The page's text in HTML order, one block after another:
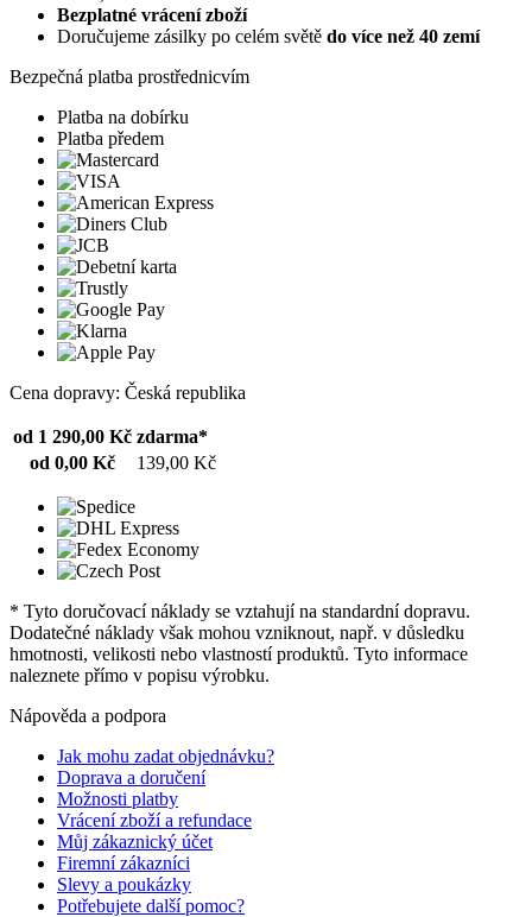
Bezplatné vrácení zboží
Doručujeme zásilky po celém světě do více než 40 zemí
Bezpečná platba prostřednicvím
Platba na dobírku
Platba předem
Cena dopravy: Česká republika
od 1 290,00 Kč zdarma*
od 0,00 Kč
139,00 Kč
* Tyto doručovací náklady se vztahují na standardní dopravu.
Dodatečné náklady však mohou vzniknout, např. v důsledku
hmotnosti, velikosti nebo vlastností produktů. Tyto informace
naleznete přímo v popisu výrobku.
Nápověda a podpora
Jak mohu zadat objednávku?
Doprava a doručení
Možnosti platby
Vrácení zboží a refundace
Můj zákaznický účet
Firemní zákazníci
Slevy a poukázky
Potřebujete další pomoc?